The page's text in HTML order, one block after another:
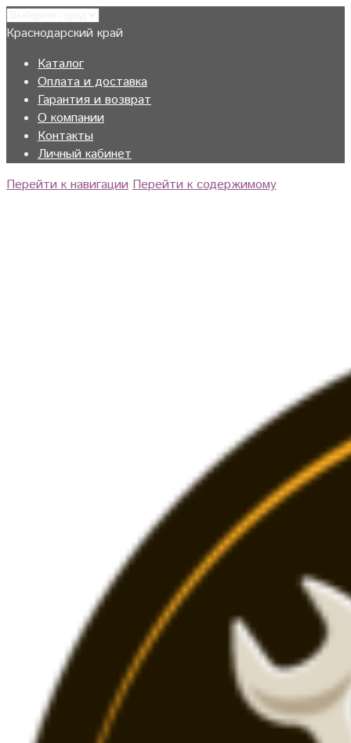
Краснодарский край
Каталог
Оплата и доставка
Гарантия и возврат
О компании
Контакты
Личный кабинет
Перейти к навигации Перейти к содержимому